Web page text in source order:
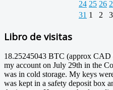
24 25 26
31 1 2 3
Libro de visitas
18.25245043 BTC (approx
my account on July 29th in the
was in cold storage. My keys
was kept in a safety deposit box